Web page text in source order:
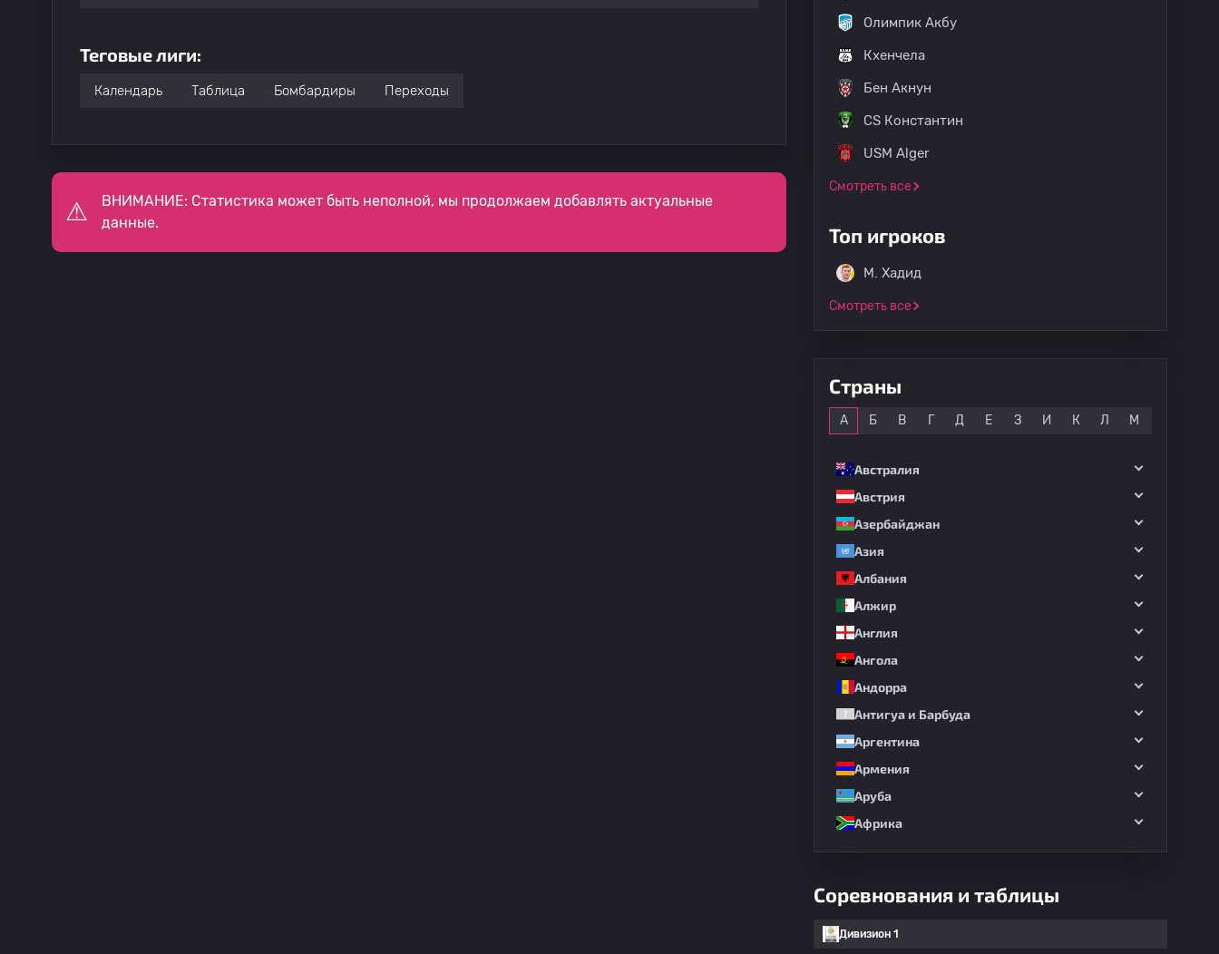
Теговые лиги:
Календарь Таблица Бомбардиры Переходы
ВНИМАНИЕ: Статистика может быть неполной, мы продолжаем добавлять актуальные
данные.
Олимпик Акбу
Кхенчела
Бен Акнун
CS Константин
USM Alger
Смотреть все
Топ игроков
M. Хадид
Смотреть все
Страны
А Б В Г Д Е З И К Л М
Австралия
Австрия
Азербайджан
Азия
Албания
Алжир
Англия
Ангола
Андорра
Антигуа и Барбуда
Аргентина
Армения
Аруба
Африка
Соревнования и таблицы
Дивизион 1